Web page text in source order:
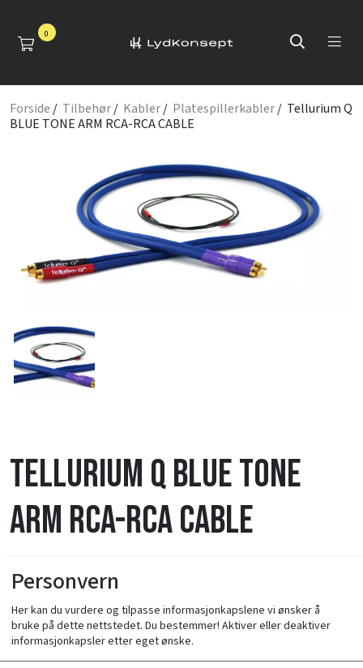
0
Forside / Tilbehør/ Kabler/ Platespillerkabler/ Tellurium Q
BLUE TONE ARM RCA-RCA CABLE
Tellurium Q BLUE TONE
ARM RCA-RCA CABLE
Personvern
Her kan du vurdere og tilpasse informasjonkapslene vi ønsker å
bruke på dette nettstedet. Du bestemmer! Aktiver eller deaktiver
informasjonkapsler etter eget ønske.